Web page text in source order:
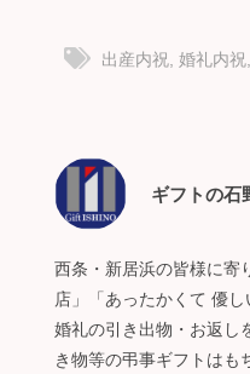
出産内祝, 婚礼内祝
ギフトの石
西条・新居浜の皆様に寄
店」「あったかくて 優し
婚礼の引き出物・お返し
き物等の弔事ギフトはも